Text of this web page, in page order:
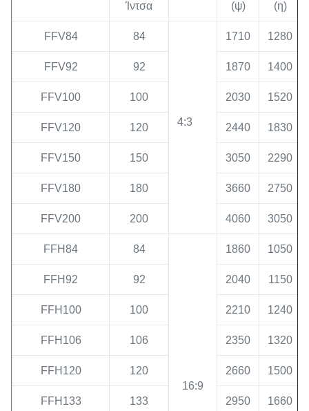
Ίντσα (ψ) (η)
FFV84 84
4:3
1710 1280
FFV92 92 1870 1400
FFV100 100 2030 1520
FFV120 120 2440 1830
FFV150 150 3050 2290
FFV180 180 3660 2750
FFV200 200 4060 3050
FFH84 84
16:9
1860 1050
FFH92 92 2040 1150
FFH100 100 2210 1240
FFH106 106 2350 1320
FFH120 120 2660 1500
FFH133 133 2950 1660